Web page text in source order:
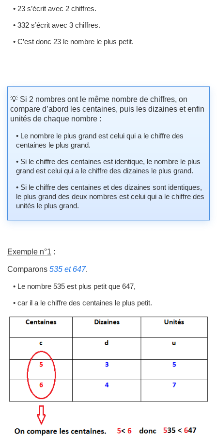
• 23 s’écrit avec 2 chiffres.
• 332 s’écrit avec 3 chiffres.
• C’est donc 23 le nombre le plus petit.
💡 Si 2 nombres ont le même nombre de chiffres, on
compare d’abord les centaines, puis les dizaines et enfin
unités de chaque nombre :
• Le nombre le plus grand est celui qui a le chiffre des
centaines le plus grand.
• Si le chiffre des centaines est identique, le nombre le plus
grand est celui qui a le chiffre des dizaines le plus grand.
• Si le chiffre des centaines et des dizaines sont identiques,
le plus grand des deux nombres est celui qui a le chiffre des
unités le plus grand.
Exemple n°1 :
Comparons 535 et 647.
• Le nombre 535 est plus petit que 647,
• car il a le chiffre des centaines le plus petit.